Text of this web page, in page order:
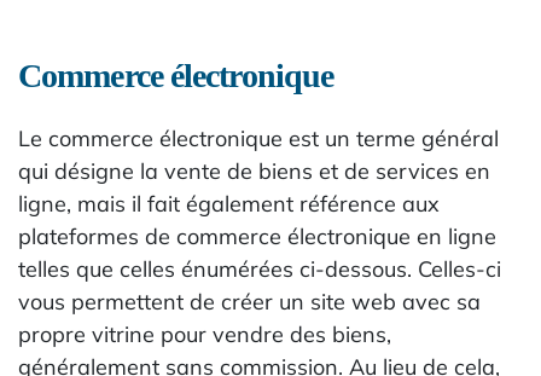
Commerce électronique
Le commerce électronique est un terme général
qui désigne la vente de biens et de services en
ligne, mais il fait également référence aux
plateformes de commerce électronique en ligne
telles que celles énumérées ci-dessous. Celles-ci
vous permettent de créer un site web avec sa
propre vitrine pour vendre des biens,
généralement sans commission. Au lieu de cela,